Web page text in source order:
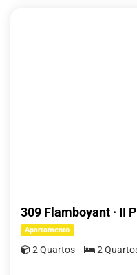
309 Flamboyant · II
Apartamento
2 Quartos 2